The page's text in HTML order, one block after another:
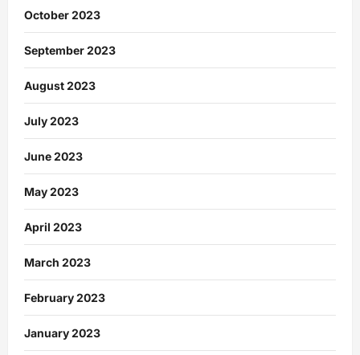
October 2023
September 2023
August 2023
July 2023
June 2023
May 2023
April 2023
March 2023
February 2023
January 2023